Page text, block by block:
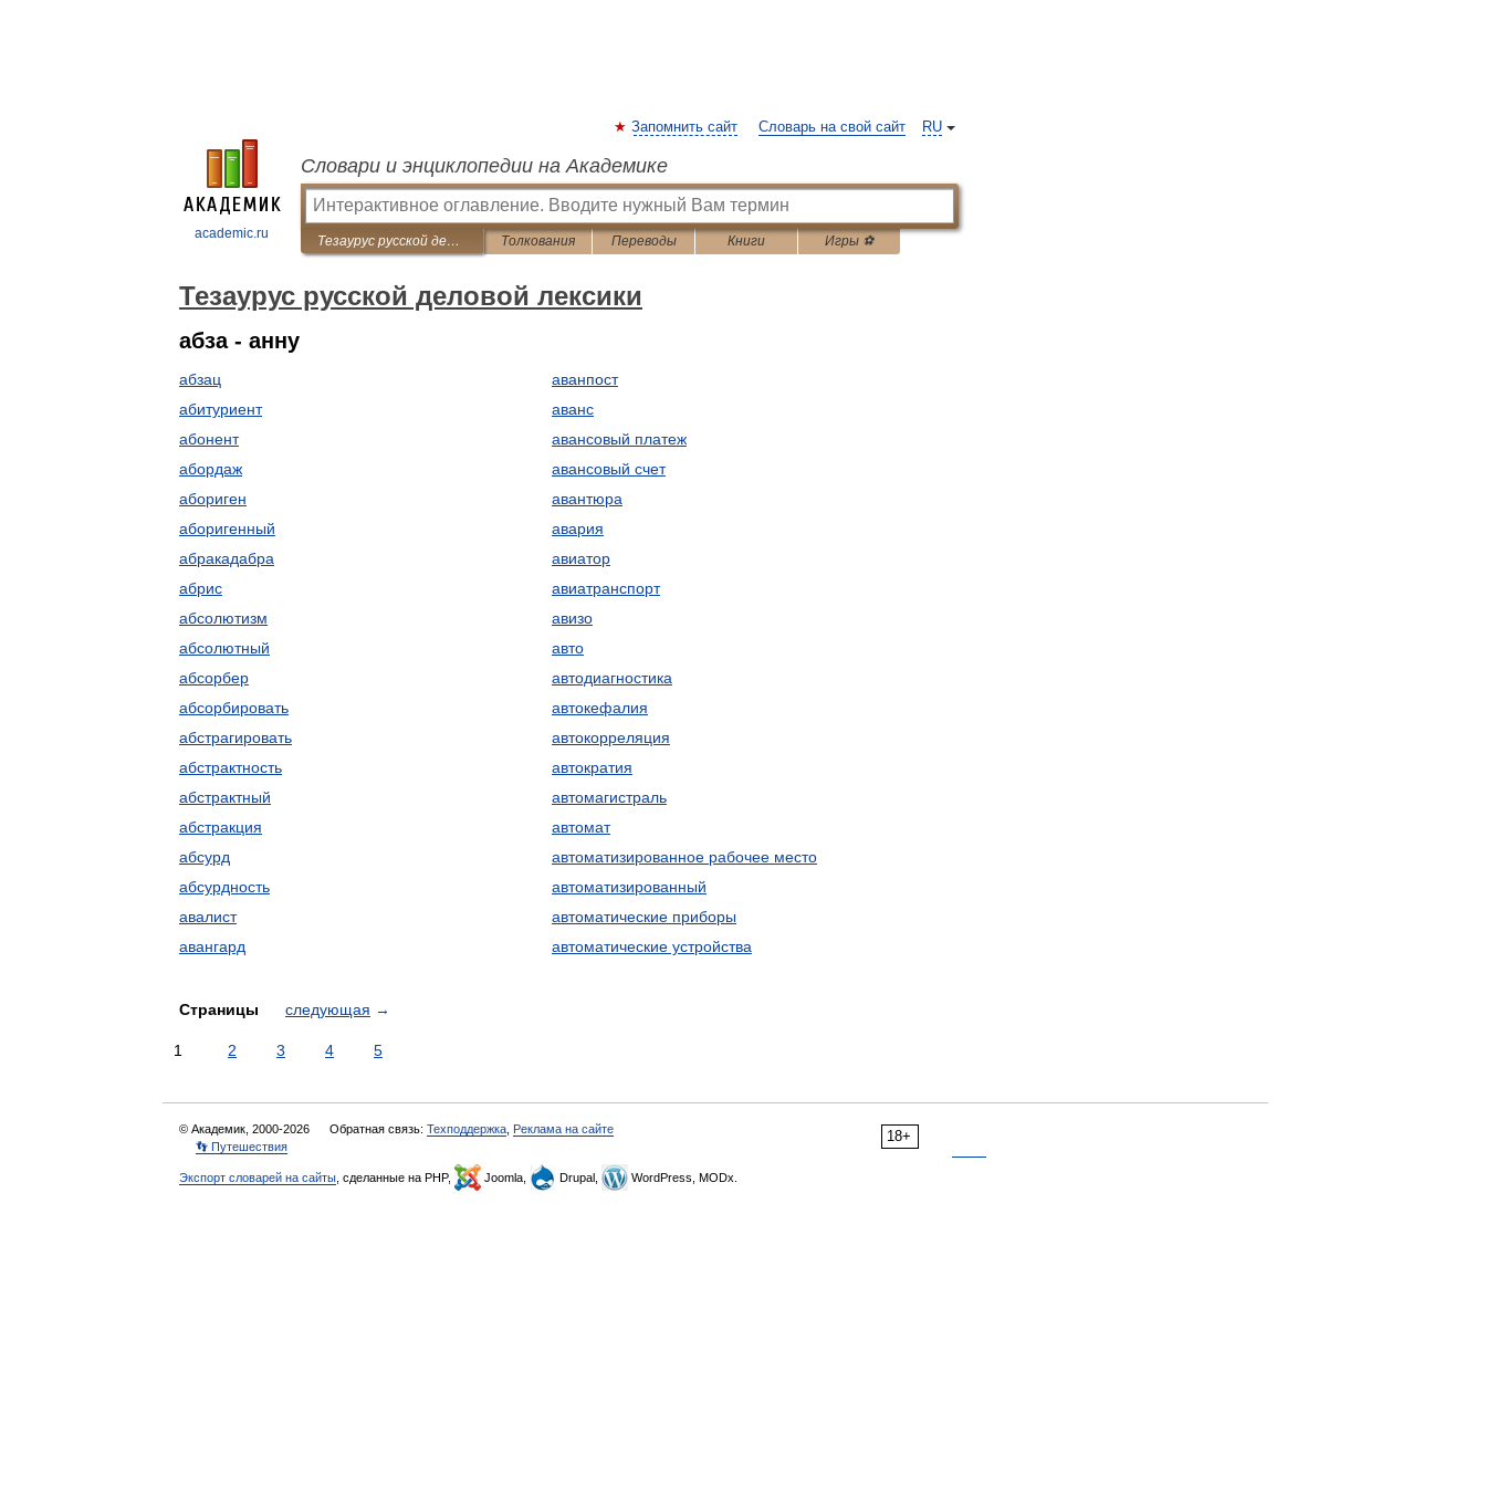
academic.ru
RU
Запомнить сайт Словарь на свой сайт
Словари и энциклопедии на Академике
Тезаурус русской деловой лексики Толкования Переводы Книги Игры ⚽
Тезаурус русской деловой лексики
абза - анну
абзац
абитуриент
абонент
абордаж
абориген
аборигенный
абракадабра
абрис
абсолютизм
абсолютный
абсорбер
абсорбировать
абстрагировать
абстрактность
абстрактный
абстракция
абсурд
абсурдность
авалист
авангард
аванпост
аванс
авансовый платеж
авансовый счет
авантюра
авария
авиатор
авиатранспорт
авизо
авто
автодиагностика
автокефалия
автокорреляция
автократия
автомагистраль
автомат
автоматизированное рабочее место
автоматизированный
автоматические приборы
автоматические устройства
Страницы следующая →
1 2 3 4 5
18+
© Академик, 2000-2026 Обратная связь: Техподдержка Реклама на сайте
👣 Путешествия
Экспорт словарей на сайты , сделанные на PHP, Joomla, Drupal, WordPress, MODx.